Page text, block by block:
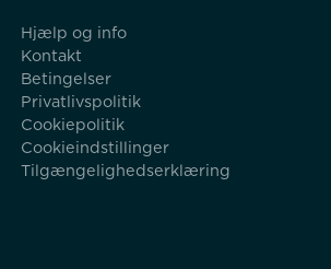
Hjælp og info
Kontakt
Betingelser
Privatlivspolitik
Cookiepolitik
Cookieindstillinger
Tilgængelighedserklæring